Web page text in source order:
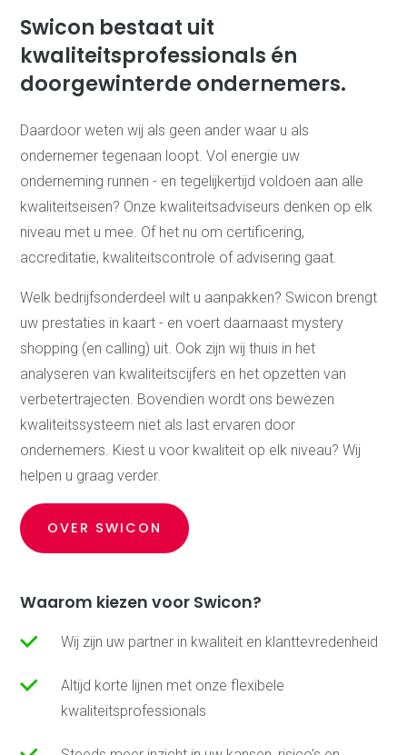
Bekijk onze
vacatures
Actueel
Veiligheidsladder
CO2-Prestatieladder
Advies Accreditatie
NEN-EN-ISO/IEC 17020 -
Inspectie
NEN-EN-ISO/IEC 17065 -
Productcertificatie
Schemabeheer
Managementsysteem,
bouwen en
onderhouden
Managementsystemen,
hoe op te bouwen?
Documentenbeheer met
ManualMaster
Branches
Bouw
Uitzendbranche
Automotive
Metaal
Schoonmaak
Certificerende instelling
Swicon bestaat uit
kwaliteitsprofessionals én
doorgewinterde ondernemers.
Daardoor weten wij als geen ander waar u als
ondernemer tegenaan loopt. Vol energie uw
onderneming runnen - en tegelijkertijd voldoen aan alle
kwaliteitseisen? Onze kwaliteitsadviseurs denken op elk
niveau met u mee. Of het nu om certificering,
accreditatie, kwaliteitscontrole of advisering gaat.
Welk bedrijfsonderdeel wilt u aanpakken? Swicon brengt
uw prestaties in kaart - en voert daarnaast mystery
shopping (en calling) uit. Ook zijn wij thuis in het
analyseren van kwaliteitscijfers en het opzetten van
verbetertrajecten. Bovendien wordt ons bewezen
kwaliteitssysteem niet als last ervaren door
ondernemers. Kiest u voor kwaliteit op elk niveau? Wij
helpen u graag verder.
OVER SWICON
Waarom kiezen voor Swicon?
Wij zijn uw partner in kwaliteit en klanttevredenheid
Altijd korte lijnen met onze flexibele
kwaliteitsprofessionals